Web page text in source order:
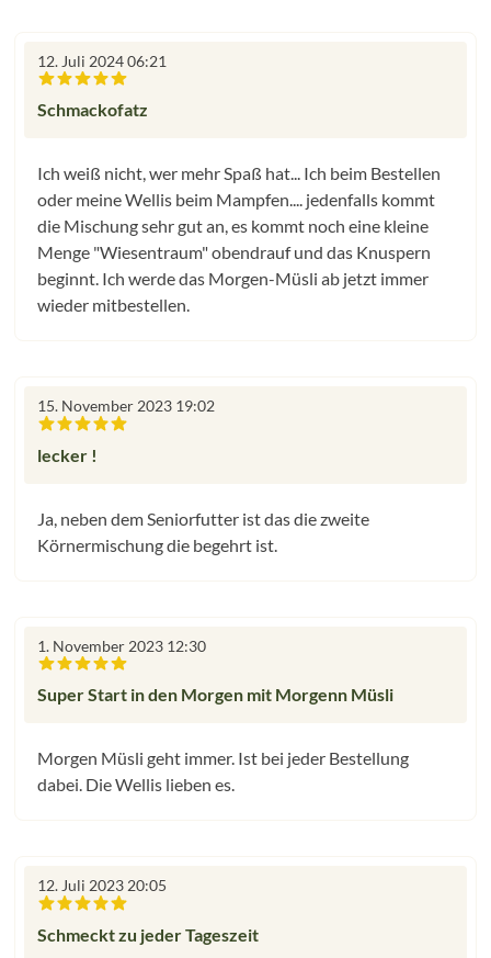
12. Juli 2024 06:21
Schmackofatz
Ich weiß nicht, wer mehr Spaß hat... Ich beim Bestellen
oder meine Wellis beim Mampfen.... jedenfalls kommt
die Mischung sehr gut an, es kommt noch eine kleine
Menge "Wiesentraum" obendrauf und das Knuspern
beginnt. Ich werde das Morgen-Müsli ab jetzt immer
wieder mitbestellen.
15. November 2023 19:02
lecker !
Ja, neben dem Seniorfutter ist das die zweite
Körnermischung die begehrt ist.
1. November 2023 12:30
Super Start in den Morgen mit Morgenn Müsli
Morgen Müsli geht immer. Ist bei jeder Bestellung
dabei. Die Wellis lieben es.
12. Juli 2023 20:05
Schmeckt zu jeder Tageszeit